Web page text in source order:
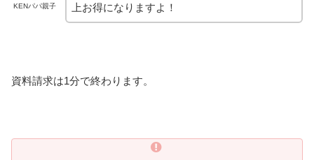
KENパパ親子
上お得になりますよ！
資料請求は1分で終わります。